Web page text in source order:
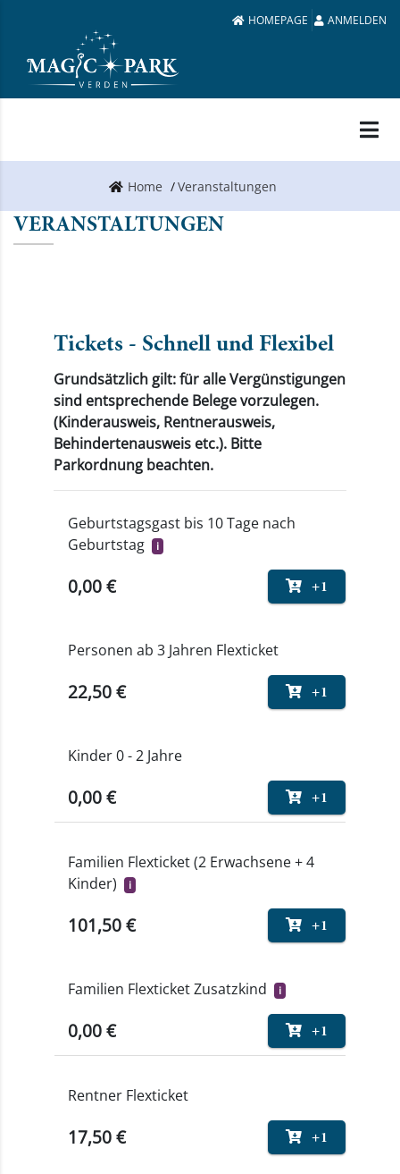
HOMEPAGE ANMELDEN
Home Veranstaltungen
VERANSTALTUNGEN
Tickets - Schnell und Flexibel
Grundsätzlich gilt: für alle Vergünstigungen
sind entsprechende Belege vorzulegen.
(Kinderausweis, Rentnerausweis,
Behindertenausweis etc.). Bitte
Parkordnung beachten.
Familien Flexticket (2 Erwachsene + 4
Kinder)
i
101,50 € +1
Personen ab 3 Jahren Flexticket
22,50 € +1
Rentner Flexticket
17,50 € +1
Familien Flexticket Zusatzkind i
0,00 € +1
Geburtstagsgast bis 10 Tage nach
Geburtstag
i
0,00 € +1
Kinder 0 - 2 Jahre
0,00 € +1